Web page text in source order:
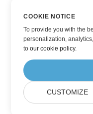
COOKIE NOTICE
To provide you with the
personalization,
toour cookie policy.
CUSTOMIZE